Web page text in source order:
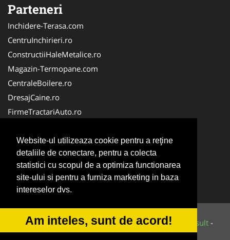
Website-ul utilizeaza cookie pentru a reţine
detaliile de conectare, pentru a colecta
statistici cu scopul de a optimiza functionarea
site-ului si pentru a furniza marketing in baza
intereselor dvs.
Am inteles, sunt de acord!
Parteneri
Inchidere-Terasa.com
CentruInchirieri.ro
ConstructiiHaleMetalice.ro
Magazin-Termopane.com
CentraleBoilere.ro
DresajCaine.ro
FirmeTractariAuto.ro
Alpinist-Utilitar.com
CuratenieSpatiiComerciale.ro
FirmaTractariAuto.ro
Service-Reparatii.com
© 2014-2026 Powered byVilonMedia&Tokaido Consult -
ANPC SOL